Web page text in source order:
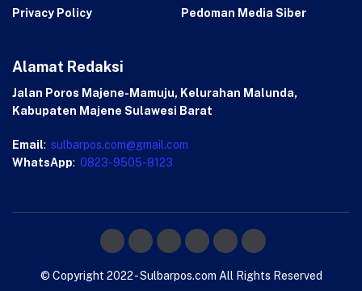
Privacy Policy
Pedoman Media Siber
Alamat Redaksi
Jalan Poros Majene-Mamuju, Kelurahan Malunda,
Kabupaten Majene Sulawesi Barat
Email: sulbarpos.com@gmail.com
WhatsApp: 0823-9505-8123
© Copyright 2022 - Sulbarpos.com All Rights Reserved